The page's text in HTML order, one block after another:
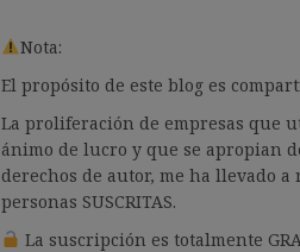
Nota:
El propósito de este blog es
La proliferación de empresas que
ánimo de lucro y que se apropian
derechos de autor, me ha llevado
personas SUSCRITAS.
La suscripción es totalmente